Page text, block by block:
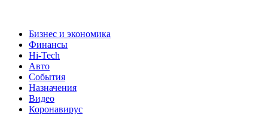
Бизнес и экономика
Финансы
Hi-Tech
Авто
События
Назначения
Видео
Коронавирус